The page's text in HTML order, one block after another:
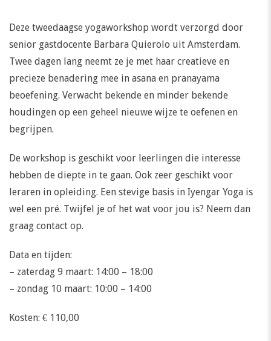
Deze tweedaagse yogaworkshop wordt verzorgd door
senior gastdocente Barbara Quierolo uit Amsterdam.
Twee dagen lang neemt ze je met haar creatieve en
precieze benadering mee in asana en pranayama
beoefening. Verwacht bekende en minder bekende
houdingen op een geheel nieuwe wijze te oefenen en
begrijpen.
De workshop is geschikt voor leerlingen die interesse
hebben de diepte in te gaan. Ook zeer geschikt voor
leraren in opleiding. Een stevige basis in Iyengar Yoga is
wel een pré. Twijfel je of het wat voor jou is? Neem dan
graag contact op.
Data en tijden:
– zaterdag 9 maart: 14:00 – 18:00
– zondag 10 maart: 10:00 – 14:00
Kosten: € 110,00